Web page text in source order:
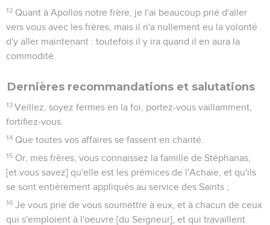
12 Quant à Apollos notre frère, je l'ai beaucoup prié d'aller
vers vous avec les frères, mais il n'a nullement eu la volonté
d'y aller maintenant : toutefois il y ira quand il en aura la
commodité.
Dernières recommandations et salutations
13 Veillez, soyez fermes en la foi, portez-vous vaillamment,
fortifiez-vous.
14 Que toutes vos affaires se fassent en charité.
15 Or, mes frères, vous connaissez la famille de Stéphanas,
[et vous savez] qu'elle est les prémices de l'Achaïe, et qu'ils
se sont entièrement appliqués au service des Saints ;
16 Je vous prie de vous soumettre à eux, et à chacun de ceux
qui s'emploient à l'oeuvre [du Seigneur], et qui travaillent